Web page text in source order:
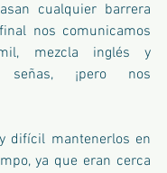
cualquier barrera
nos comunicamos
mezcla inglés y
señas, ¡pero nos
difícil mantenerlos en
ya que eran cerca